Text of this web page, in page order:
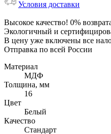
Условия доставки
Высокое качество! 0%
Экологичный и
В цену уже включены все
Отправка по всей России
Материал
МДФ
Толщина, мм
16
Цвет
Белый
Качество
Стандарт